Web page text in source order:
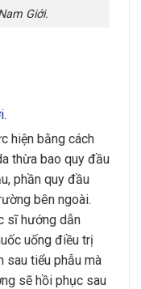
Giới.
hiện bằng cách
thừa bao quy đầu
phần quy đầu
bên ngoài.
sĩ hướng dẫn
uống điều trị
sau tiểu phẫu mà
sẽ hồi phục sau